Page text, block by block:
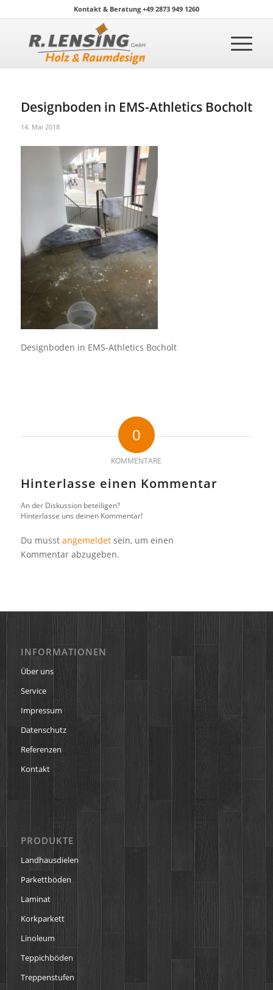
Kontakt & Beratung +49 2873 949 1260
Designboden in EMS-Athletics Bocholt
14. Mai 2018
Designboden in EMS-Athletics Bocholt
0
KOMMENTARE
Hinterlasse einen Kommentar
An der Diskussion beteiligen?
Hinterlasse uns deinen Kommentar!
Du musst angemeldetsein, um einen
Kommentar abzugeben.
INFORMATIONEN
Über uns
Service
Impressum
Datenschutz
Referenzen
Kontakt
PRODUKTE
Landhausdielen
Parkettböden
Laminat
Korkparkett
Linoleum
Teppichböden
Treppenstufen